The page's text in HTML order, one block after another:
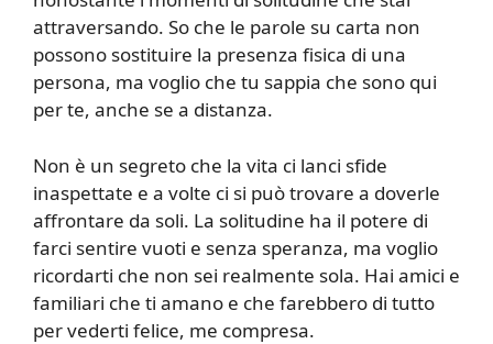
attraversando. So che le parole su carta non
possono sostituire la presenza fisica di una
persona, ma voglio che tu sappia che sono qui
per te, anche se a distanza.
Non è un segreto che la vita ci lanci sfide
inaspettate e a volte ci si può trovare a doverle
affrontare da soli. La solitudine ha il potere di
farci sentire vuoti e senza speranza, ma voglio
ricordarti che non sei realmente sola. Hai amici e
familiari che ti amano e che farebbero di tutto
per vederti felice, me compresa.